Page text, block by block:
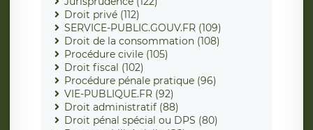
Droit privé (112)
SERVICE-PUBLIC.GOUV.FR (109)
Droit de la consommation (108)
Procédure civile (105)
Droit fiscal (102)
Procédure pénale pratique (96)
VIE-PUBLIQUE.FR (92)
Droit administratif (88)
Droit pénal spécial ou DPS (80)